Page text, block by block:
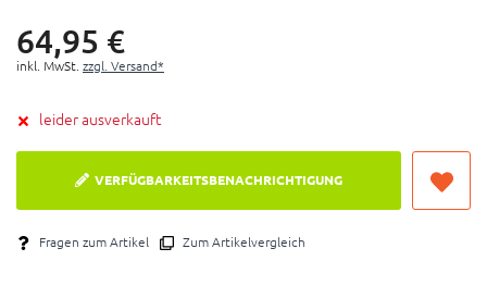
64,95 €
inkl. MwSt. zzgl. Versand*
leider ausverkauft
VERFÜGBARKEITSBENACHRICHTIGUNG
Fragen zum Artikel Zum Artikelvergleich